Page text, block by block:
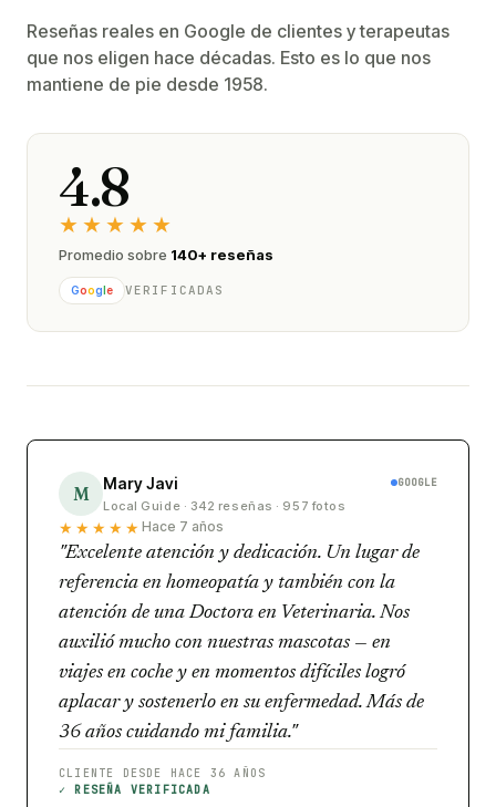
Reseñas reales en Google de clientes y terapeutas
que nos eligen hace décadas. Esto es lo que nos
mantiene de pie desde 1958.
4.8
★★★★★
Promedio sobre 140+ reseñas
Google VERIFICADAS
M Mary Javi
Local Guide · 342 reseñas · 957 fotos
GOOGLE
★★★★★ Hace 7 años
"Excelente atención y dedicación. Un lugar de
referencia en homeopatía y también con la
atención de una Doctora en Veterinaria. Nos
auxilió mucho con nuestras mascotas — en
viajes en coche y en momentos difíciles logró
aplacar y sostenerlo en su enfermedad. Más de
36 años cuidando mi familia."
CLIENTE DESDE HACE 36 AÑOS
✓ RESEÑA VERIFICADA